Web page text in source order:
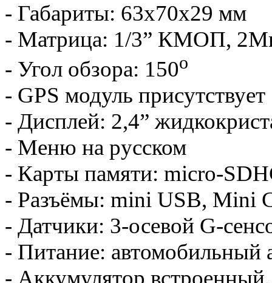
- Габариты: 63х70х29 мм
- Матрица: 1/3” КМОП,
- Угол обзора: 150о
- GPS модуль присутствует
- Дисплей: 2,4”
- Меню на русском
- Карты памяти: micro-
- Разъёмы: mini USB, Mini
- Датчики: 3-осевой G-
- Питание: автомобильный